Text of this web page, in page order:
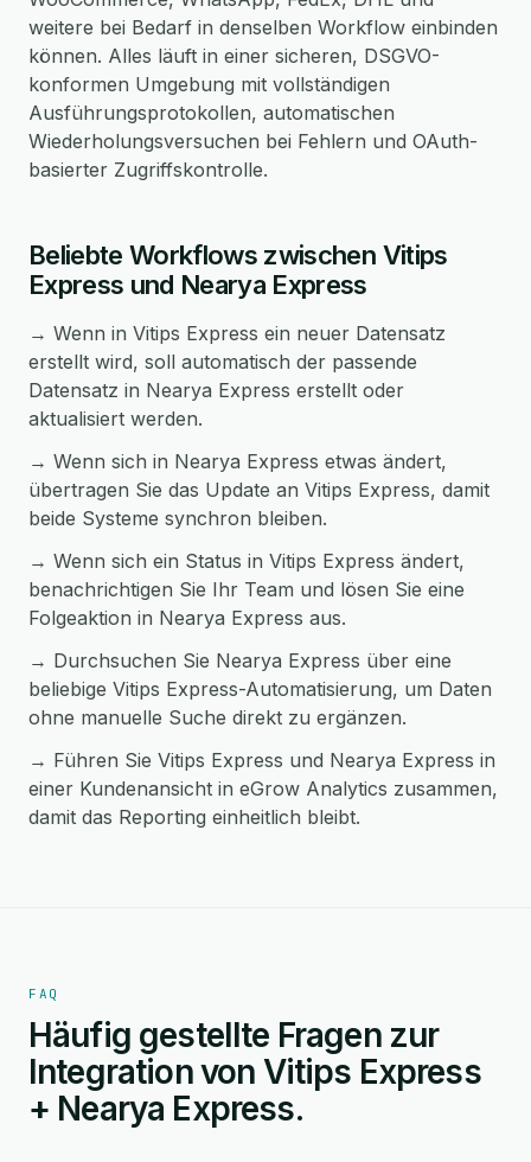
weitere bei Bedarf in denselben Workflow einbinden
können. Alles läuft in einer sicheren, DSGVO-
konformen Umgebung mit vollständigen
Ausführungsprotokollen, automatischen
Wiederholungsversuchen bei Fehlern und OAuth-
basierter Zugriffskontrolle.
Beliebte Workflows zwischen Vitips
Express und Nearya Express
→ Wenn in Vitips Express ein neuer Datensatz
erstellt wird, soll automatisch der passende
Datensatz in Nearya Express erstellt oder
aktualisiert werden.
→ Wenn sich in Nearya Express etwas ändert,
übertragen Sie das Update an Vitips Express, damit
beide Systeme synchron bleiben.
→ Wenn sich ein Status in Vitips Express ändert,
benachrichtigen Sie Ihr Team und lösen Sie eine
Folgeaktion in Nearya Express aus.
→ Durchsuchen Sie Nearya Express über eine
beliebige Vitips Express-Automatisierung, um Daten
ohne manuelle Suche direkt zu ergänzen.
→ Führen Sie Vitips Express und Nearya Express in
einer Kundenansicht in eGrow Analytics zusammen,
damit das Reporting einheitlich bleibt.
FAQ
Häufig gestellte Fragen zur
Integration von Vitips Express
+ Nearya Express.